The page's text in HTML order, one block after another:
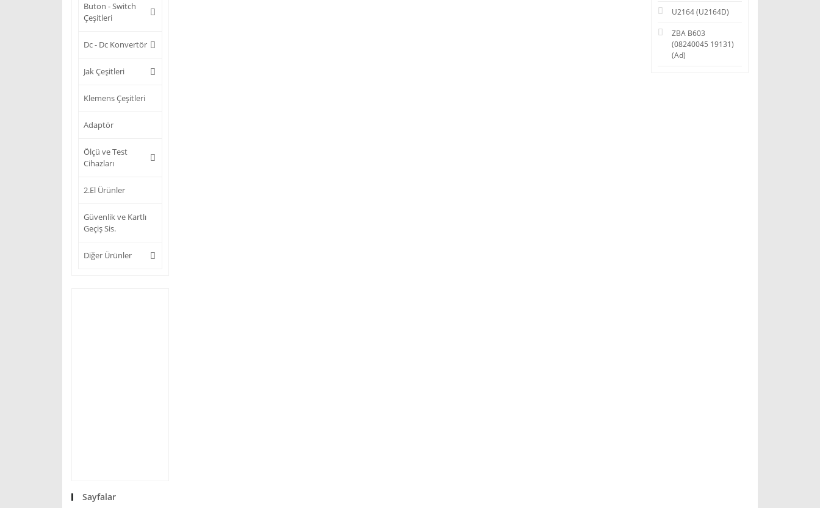
Buton - Switch
Çeşitleri
Dc - Dc Konvertör
Jak Çeşitleri
Klemens Çeşitleri
Adaptör
Ölçü ve Test
Cihazları
2.El Ürünler
Güvenlik ve Kartlı
Geçiş Sis.
Diğer Ürünler
Sayfalar
U2164 (U2164D)
ZBA B603
(08240045 19131)
(Ad)